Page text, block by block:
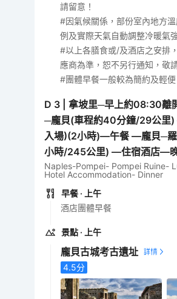
請留意！
#因氣候關係，部份室內地方
例及實際天氣自動調整冷暖氣
#以上各膳食或/及酒店之安排
應商為準，恕不另行通知，敬
#團體早餐一般較為簡約及輕
D 3 |拿坡里─早上約08:30離
─龐貝(車程約40分鐘/29公里
入場)(2小時)—午餐 —龐貝─
小時/245公里) —住宿酒店—
Naples-Pompei- Pompei Ruine-
Hotel Accommodation- Dinner
早餐 · 上午
酒店團體早餐
景點 · 上午
龐貝古城考古​​遺址
4.5分